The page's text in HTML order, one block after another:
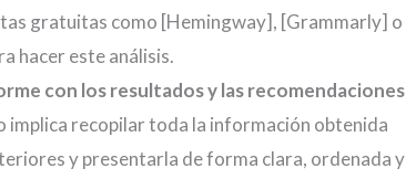
gratuitas como [Hemingway], [Grammarly] o
hacer este análisis.
con los resultados y las recomendaciones
implica recopilar toda la información obtenida
y presentarla de forma clara, ordenada y